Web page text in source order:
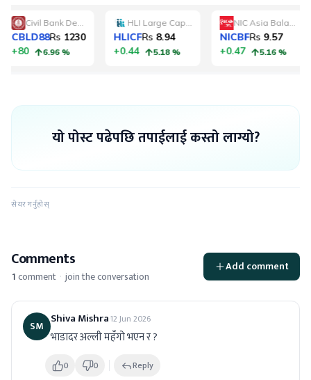
यो पोस्ट पढेपछि तपाईलाई कस्तो लाग्यो?
सेयर गर्नुहोस्
Comments
1comment · join the conversation
Add comment
SM Shiva Mishra·12 Jun 2026
भाडादर अल्ली महँगो भएन र ?
0 0 Reply